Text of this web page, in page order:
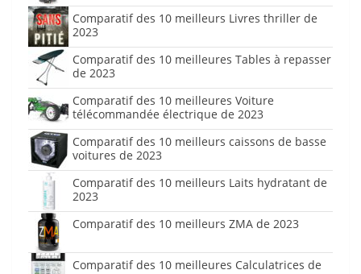
Comparatif des 10 meilleurs Livres thriller de
2023
Comparatif des 10 meilleures Tables à repasser
de 2023
Comparatif des 10 meilleures Voiture
télécommandée électrique de 2023
Comparatif des 10 meilleurs caissons de basse
voitures de 2023
Comparatif des 10 meilleurs Laits hydratant de
2023
Comparatif des 10 meilleurs ZMA de 2023
Comparatif des 10 meilleures Calculatrices de